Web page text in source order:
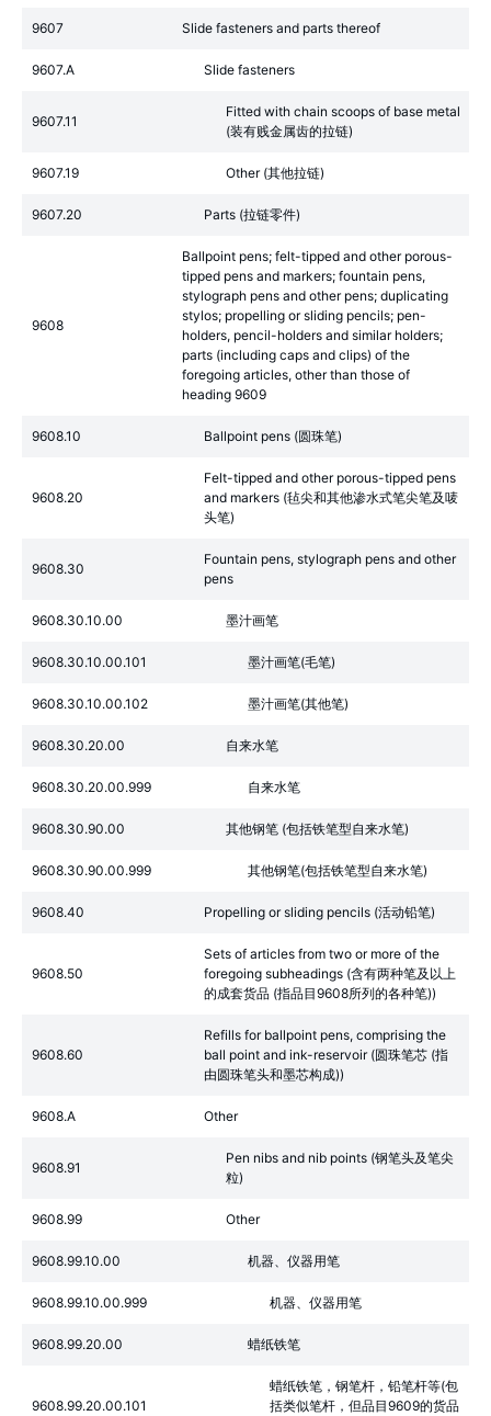
9607 Slide fasteners and parts thereof
9607.A Slide fasteners
9607.11
Fitted with chain scoops of base metal
(装有贱金属齿的拉链)
9607.19 Other (其他拉链)
9607.20 Parts (拉链零件)
9608
Ballpoint pens; felt-tipped and other porous-
tipped pens and markers; fountain pens,
stylograph pens and other pens; duplicating
stylos; propelling or sliding pencils; pen-
holders, pencil-holders and similar holders;
parts (including caps and clips) of the
foregoing articles, other than those of
heading 9609
9608.10 Ballpoint pens (圆珠笔)
9608.20
Felt-tipped and other porous-tipped pens
and markers (毡尖和其他渗水式笔尖笔及唛
头笔)
9608.30
Fountain pens, stylograph pens and other
pens
9608.30.10.00 墨汁画笔
9608.30.10.00.101 墨汁画笔(毛笔)
9608.30.10.00.102 墨汁画笔(其他笔)
9608.30.20.00 自来水笔
9608.30.20.00.999 自来水笔
9608.30.90.00 其他钢笔 (包括铁笔型自来水笔)
9608.30.90.00.999 其他钢笔(包括铁笔型自来水笔)
9608.40 Propelling or sliding pencils (活动铅笔)
9608.50
Sets of articles from two or more of the
foregoing subheadings (含有两种笔及以上
的成套货品 (指品目9608所列的各种笔))
9608.60
Refills for ballpoint pens, comprising the
ball point and ink-reservoir (圆珠笔芯 (指
由圆珠笔头和墨芯构成))
9608.A Other
9608.91
Pen nibs and nib points (钢笔头及笔尖
粒)
9608.99 Other
9608.99.10.00 机器、仪器用笔
9608.99.10.00.999 机器、仪器用笔
9608.99.20.00 蜡纸铁笔
9608.99.20.00.101
蜡纸铁笔，钢笔杆，铅笔杆等(包
括类似笔杆，但品目9609的货品